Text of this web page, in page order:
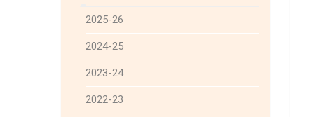
2025-26
2024-25
2023-24
2022-23